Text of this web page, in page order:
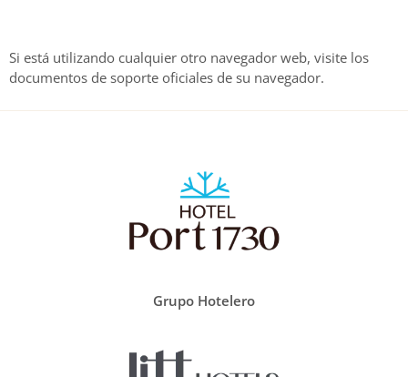
Si está utilizando cualquier otro navegador web, visite los
documentos de soporte oficiales de su navegador.
Grupo Hotelero